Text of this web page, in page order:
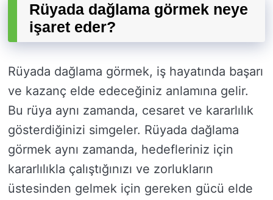
Rüyada dağlama görmek neye
işaret eder?
Rüyada dağlama görmek, iş hayatında başarı
ve kazanç elde edeceğiniz anlamına gelir.
Bu rüya aynı zamanda, cesaret ve kararlılık
gösterdiğinizi simgeler. Rüyada dağlama
görmek aynı zamanda, hedefleriniz için
kararlılıkla çalıştığınızı ve zorlukların
üstesinden gelmek için gereken gücü elde